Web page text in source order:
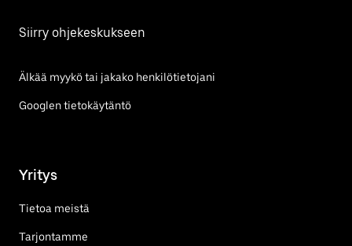
Siirry ohjekeskukseen
Älkää myykö tai jakako henkilötietojani
Googlen tietokäytäntö
Yritys
Tietoa meistä
Tarjontamme